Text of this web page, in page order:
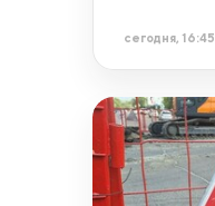
сегодня, 16:45